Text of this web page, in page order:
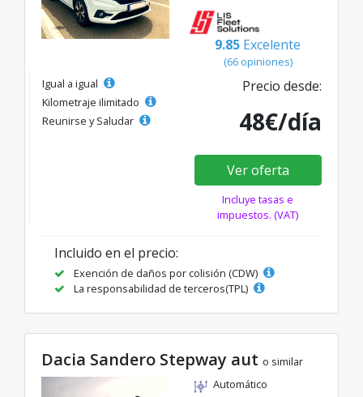
9.85 Excelente
(66 opiniones)
Igual a igual
Kilometraje ilimitado
Reunirse y Saludar
Precio desde:
48€/día
Ver oferta
Incluye tasas e
impuestos. (VAT)
Incluido en el precio:
Exención de daños por colisión (CDW)
La responsabilidad de terceros(TPL)
Dacia Sandero Stepway aut o similar
Automático